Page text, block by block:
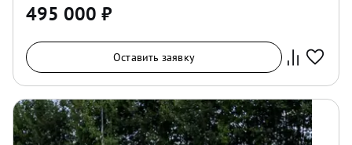
495 000 ₽
Оставить заявку